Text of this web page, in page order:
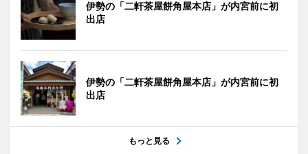
伊勢の「二軒茶屋餅角屋本店」が内宮前に初
出店
伊勢の「二軒茶屋餅角屋本店」が内宮前に初
出店
もっと見る